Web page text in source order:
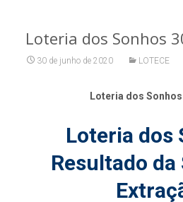
Loteria dos Sonhos
30 de junho de 2020 LOTECE
Loteria dos
Loteria dos
Resultado da